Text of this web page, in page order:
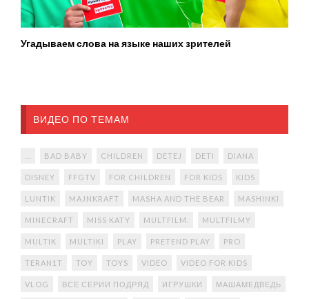
Угадываем слова на языке наших зрителей
ВИДЕО ПО ТЕМАМ
BAD BABY CHILDREN DETEJ DETI DIANA
DISNEY FFGTV FOR CHILDREN FOR KIDS KIDS
LUNTIK MAJNKRAFT MASHA AND THE BEAR MASHINKI
MINECRAFT MISS KATY MULTFILM. MULTFILMY
MULTIK MULTIKI PLAY PRETEND PLAY PRO
TERAN1T TOY TOYS VIDEO VIDEO FOR KIDS
VLOG ВСЕ СЕРИИ ПОДРЯД ИГРУШКИ МАШАМЕДВЕДЬ